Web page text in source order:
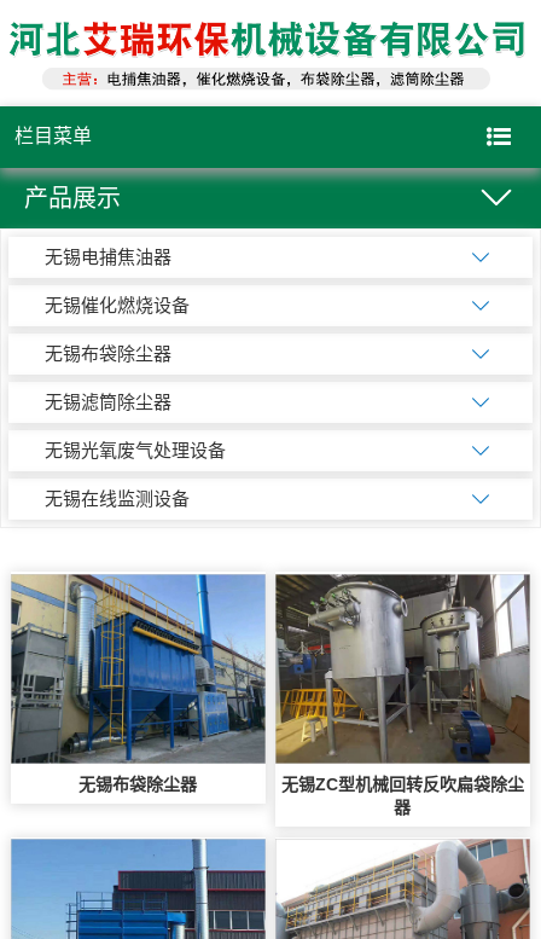
栏目菜单
产品展示
无锡电捕焦油器
无锡催化燃烧设备
无锡布袋除尘器
无锡滤筒除尘器
无锡光氧废气处理设备
无锡在线监测设备
无锡布袋除尘器
无锡ZC型机械回转反吹扁袋除尘
器